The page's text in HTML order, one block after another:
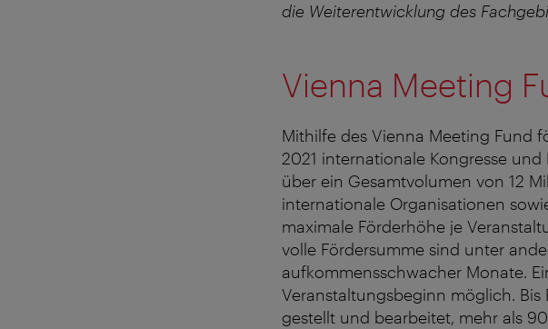
die Weiterentwicklung des
Vienna Meeting
Mithilfe des Vienna Meeting Fund
2021 internationale Kongresse
über ein Gesamtvolumen von 12
internationale Organisationen
maximale Förderhöhe je
volle Fördersumme sind unter
aufkommensschwacher Monate.
Veranstaltungsbeginn möglich.
gestellt und bearbeitet, mehr als